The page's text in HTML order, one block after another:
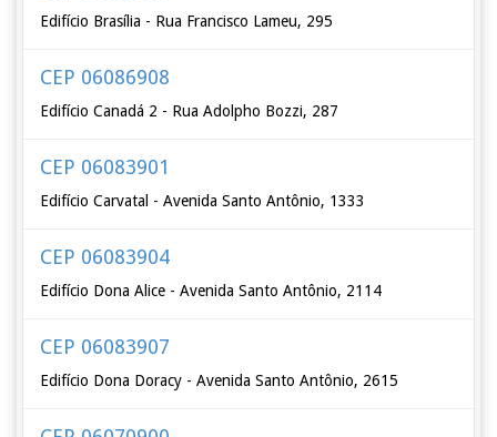
Edifício Brasília - Rua Francisco Lameu, 295
CEP 06086908
Edifício Canadá 2 - Rua Adolpho Bozzi, 287
CEP 06083901
Edifício Carvatal - Avenida Santo Antônio, 1333
CEP 06083904
Edifício Dona Alice - Avenida Santo Antônio, 2114
CEP 06083907
Edifício Dona Doracy - Avenida Santo Antônio, 2615